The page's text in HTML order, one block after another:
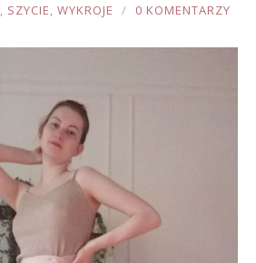
, SZYCIE, WYKROJE 0 KOMENTARZY